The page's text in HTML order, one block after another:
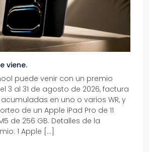
viene.
puede venir con un premio
3 al 31 de agosto de 2026, factura
en uno o varios WR, y
de un Apple iPad Pro de 11
de 256 GB. Detalles de la
1 Apple […]